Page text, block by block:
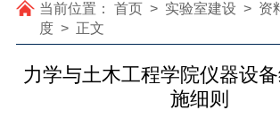
当前位置： 首页> 实验室建设 > 资
度> 正文
力学与土木工程学院仪器设
施细则